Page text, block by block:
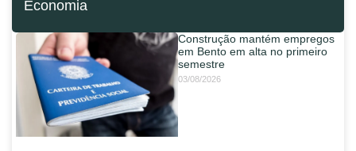
Economia
Construção mantém empregos
em Bento em alta no primeiro
semestre
03/08/2026